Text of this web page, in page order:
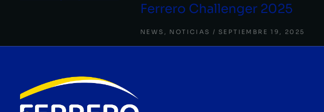
Ferrero Challenger 2025
NEWS , NOTICIAS SEPTIEMBRE 19, 2025